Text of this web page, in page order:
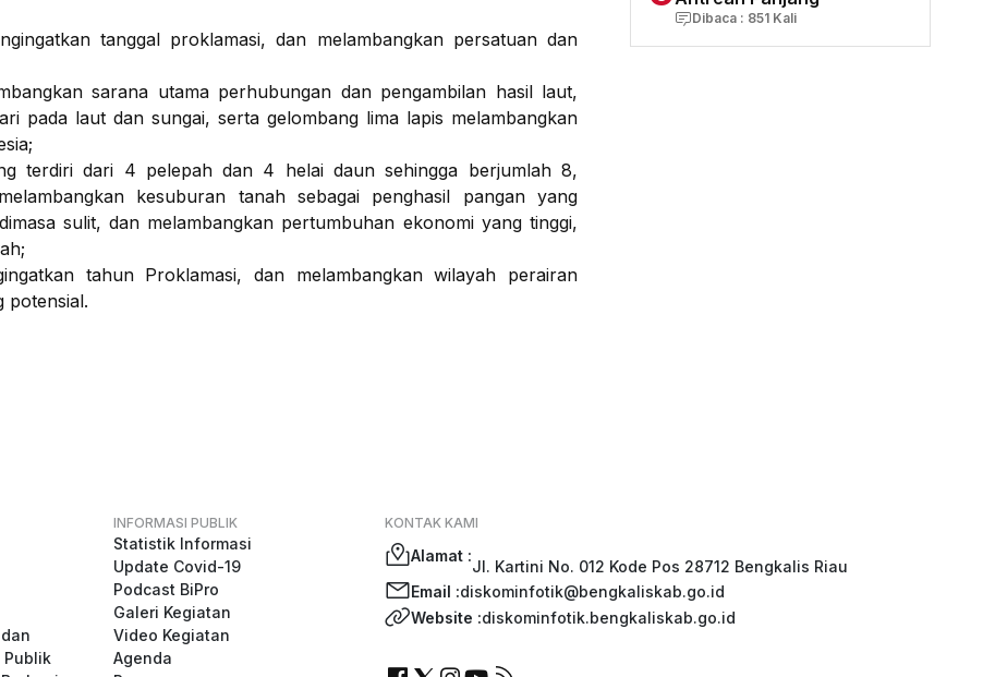
tanggal proklamasi, dan melambangkan persatuan dan
sarana utama perhubungan dan pengambilan hasil laut,
pada laut dan sungai, serta gelombang lima lapis melambangkan
terdiri dari 4 pelepah dan 4 helai daun sehingga berjumlah 8,
kesuburan tanah sebagai penghasil pangan yang
sulit, dan melambangkan pertumbuhan ekonomi yang tinggi,
tahun Proklamasi, dan melambangkan wilayah perairan
potensial.
Dibaca : 851 Kali
Publik
INFORMASI PUBLIK
Statistik Informasi
Update Covid-19
Podcast BiPro
Galeri Kegiatan
Video Kegiatan
Agenda
KONTAK KAMI
Alamat :
Jl. Kartini No. 012 Kode Pos 28712 Bengkalis Riau
Email :diskominfotik@bengkaliskab.go.id
Website :diskominfotik.bengkaliskab.go.id